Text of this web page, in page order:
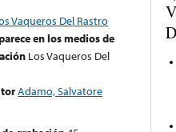
Vaqueros Del Rastro
en los medios de
Los Vaqueros Del
Adamo, Salvatore